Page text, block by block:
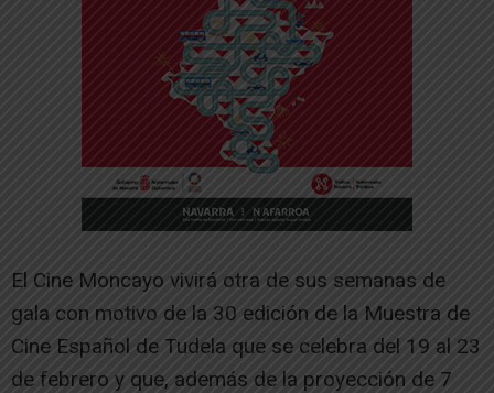
El Cine Moncayo vivirá otra de sus semanas de
gala con motivo de la 30 edición de la Muestra de
Cine Español de Tudela que se celebra del 19 al 23
de febrero y que, además de la proyección de 7